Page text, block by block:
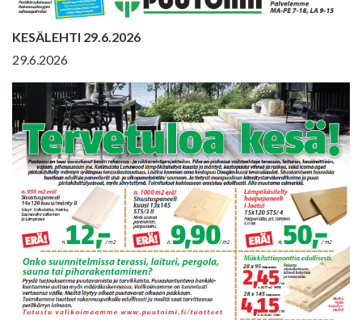
KESÄLEHTI 29.6.2026
29.6.2026